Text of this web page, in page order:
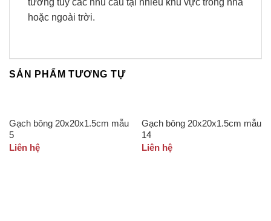
tường tùy các nhu cầu tại nhiều khu vực trong nhà
hoặc ngoài trời.
SẢN PHẨM TƯƠNG TỰ
Gạch bông 20x20x1.5cm mẫu
5
Liên hệ
Gạch bông 20x20x1.5cm mẫu
14
Liên hệ